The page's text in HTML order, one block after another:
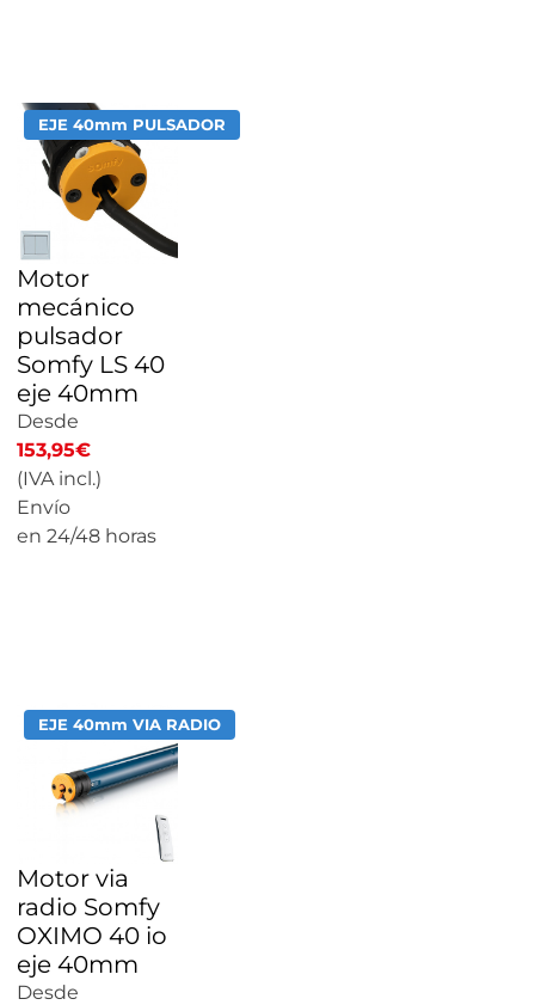
EJE 40mm PULSADOR
Motor
mecánico
pulsador
Somfy LS 40
eje 40mm
Desde
153,95€
(IVA incl.)
Envío
en 24/48 horas
EJE 40mm VIA RADIO
Motor via
radio Somfy
OXIMO 40 io
eje 40mm
Desde